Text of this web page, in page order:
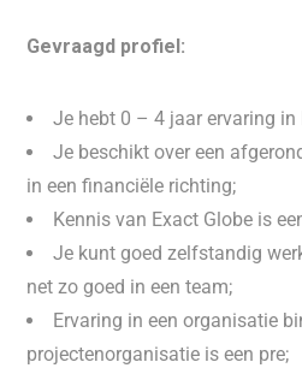
Gevraagd profiel:
Je hebt 0 – 4 jaar ervaring
Je beschikt over een
in een financiële richting;
Kennis van Exact Globe is
Je kunt goed zelfstandig
net zo goed in een team;
Ervaring in een organisatie
projectenorganisatie is een pre;